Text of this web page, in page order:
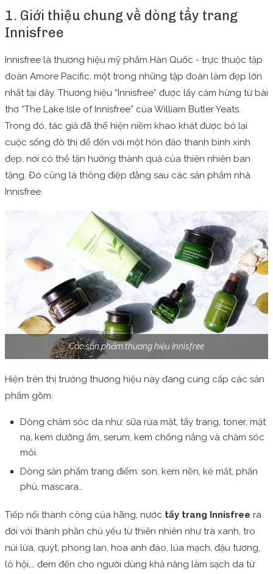
1. Giới thiệu chung về dòng tẩy trang
Innisfree
Innisfree là thương hiệu mỹ phẩm Hàn Quốc - trực thuộc tập
đoàn Amore Pacific, một trong những tập đoàn làm đẹp lớn
nhất tại đây. Thương hiệu “Innisfree” được lấy cảm hứng từ bài
thơ “The Lake Isle of Innisfree” của William Butler Yeats.
Trong đó, tác giả đã thể hiện niềm khao khát được bỏ lại
cuộc sống đô thị để đến với một hòn đảo thanh bình xinh
đẹp, nơi có thể tận hưởng thành quả của thiên nhiên ban
tặng. Đó cũng là thông điệp đằng sau các sản phẩm nhà
Innisfree.
Các sản phẩm thương hiệu Innisfree
Hiện trên thị trường thương hiệu này đang cung cấp các sản
phẩm gồm:
Dòng chăm sóc da như: sữa rửa mặt, tẩy trang, toner, mặt
nạ, kem dưỡng ẩm, serum, kem chống nắng và chăm sóc
môi.
Dòng sản phẩm trang điểm: son, kem nền, kẻ mắt, phấn
phủ, mascara…
Tiếp nối thành công của hãng, nước tẩy trang Innisfree ra
đời với thành phần chủ yếu từ thiên nhiên như trà xanh, tro
núi lửa, quýt, phong lan, hoa anh đào, lúa mạch, đậu tương,
lô hội,… đem đến cho người dùng khả năng làm sạch da từ